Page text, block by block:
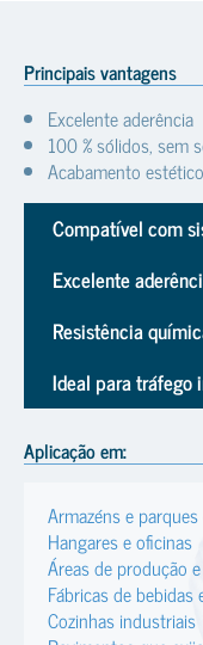
Principais vantagens
Excelente aderência
100 % sólidos, sem
Acabamento
Compatível com
Excelente
Resistência
Ideal para tráfego
Aplicação em:
Armazéns e
Hangares e oficinas
Áreas de produção
Fábricas de bebidas
Cozinhas industriais